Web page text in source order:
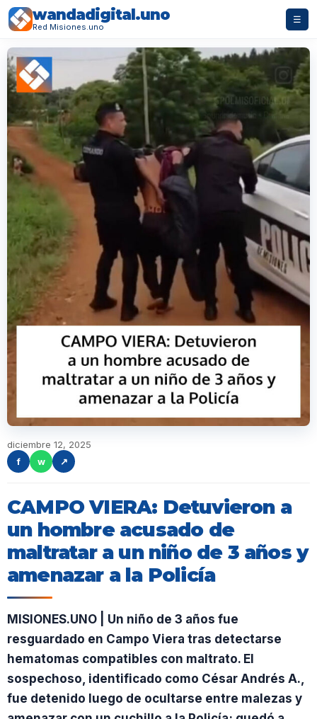
wandadigital.uno
Red Misiones.uno
☰
diciembre 12, 2025
f
w ↗
CAMPO VIERA: Detuvieron a
un hombre acusado de
maltratar a un niño de 3 años y
amenazar a la Policía
MISIONES.UNO | Un niño de 3 años fue
resguardado en Campo Viera tras detectarse
hematomas compatibles con maltrato. El
sospechoso, identificado como César Andrés A.,
fue detenido luego de ocultarse entre malezas y